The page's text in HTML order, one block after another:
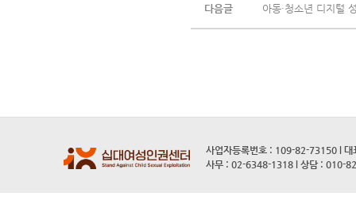
다음글 아동·청소년 디지털
사업자등록번호 : 109-82-73150 l 대
사무 : 02-6348-1318 l 상담 : 010-